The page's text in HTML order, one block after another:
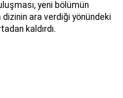
yeni bölümün
dizinin ara verdiği yönündeki
kaldırdı.